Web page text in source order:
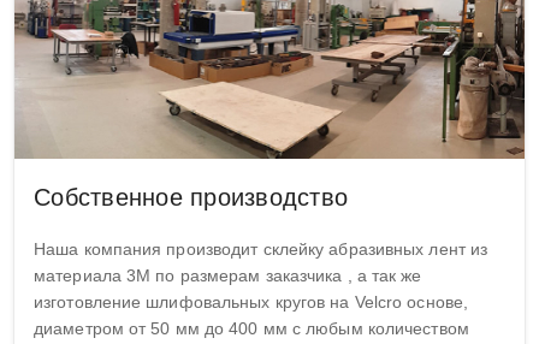
Собственное производство
Наша компания производит склейку абразивных лент из
материала 3М по размерам заказчика , а так же
изготовление шлифовальных кругов на Velcro основе,
диаметром от 50 мм до 400 мм с любым количеством